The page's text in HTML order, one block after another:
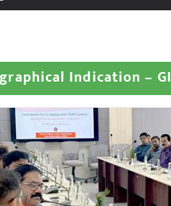
Indication – GI